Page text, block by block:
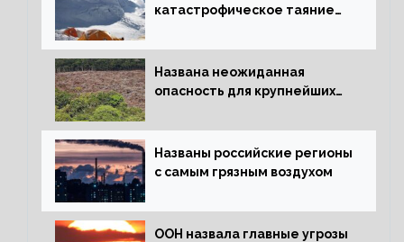
катастрофическое таяние
Названа неожиданная
опасность для крупнейших
Названы российские регионы
с самым грязным воздухом
ООН назвала главные угрозы